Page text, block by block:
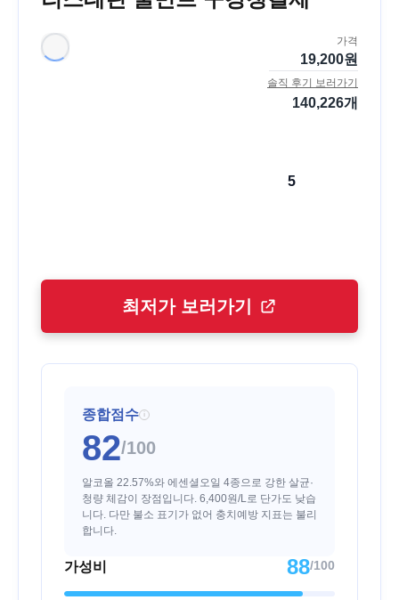
가격
19,200원
솔직 후기 보러가기
140,226개
5
최저가 보러가기
종합점수 i
82/100
알코올 22.57%와 에센셜오일 4종으로 강한 살균·
청량 체감이 장점입니다. 6,400원/L로 단가도 낮습
니다. 다만 불소 표기가 없어 충치예방 지표는 불리
합니다.
가성비 88/100